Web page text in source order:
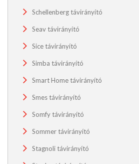
Schellenberg távirányító
Seav távirányító
Sice távirányító
Simba távirányító
Smart Home távirányító
Smes távirányító
Somfy távirányító
Sommer távirányító
Stagnoli távirányító